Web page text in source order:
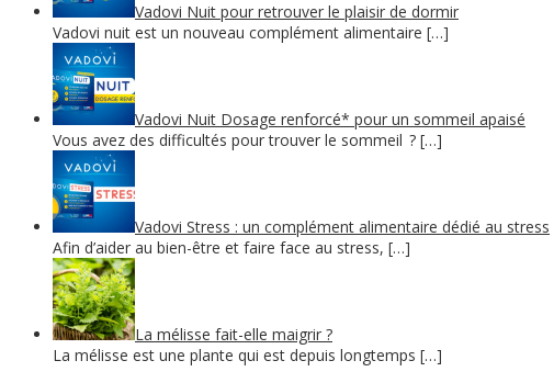
Vadovi Nuit pour retrouver le plaisir de dormir
Vadovi nuit est un nouveau complément alimentaire […]
Vadovi Nuit Dosage renforcé* pour un sommeil apaisé
Vous avez des difficultés pour trouver le sommeil ? […]
Vadovi Stress : un complément alimentaire dédié au stress
Afin d’aider au bien-être et faire face au stress, […]
La mélisse fait-elle maigrir ?
La mélisse est une plante qui est depuis longtemps […]